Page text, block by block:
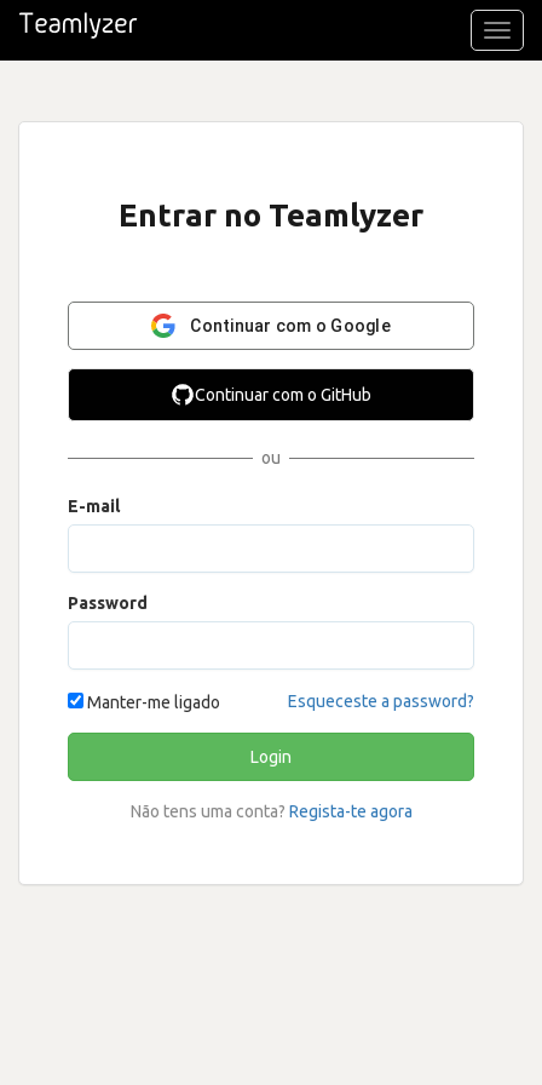
Entrar no Teamlyzer
Continuar com o Google
Continuar com o GitHub
ou
E-mail
Password
Manter-me ligado Esqueceste a password?
Login
Não tens uma conta? Regista-te agora